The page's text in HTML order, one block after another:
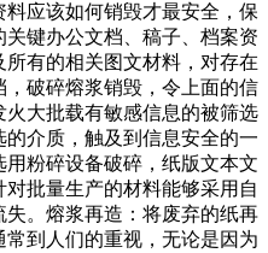
应该如何销毁才最安全，保
键办公文档、稿子、档案资
有的相关图文材料，对存在
破碎熔浆销毁，令上面的信
大批载有敏感信息的被筛选
介质，触及到信息安全的一
粉碎设备破碎，纸版文本文
批量生产的材料能够采用自
。熔浆再造：将废弃的纸再
到人们的重视，无论是因为